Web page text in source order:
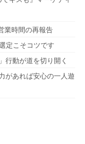
業時間の再報告
定こそコツです
行動が道を切り開く
があれば安心の一人遊